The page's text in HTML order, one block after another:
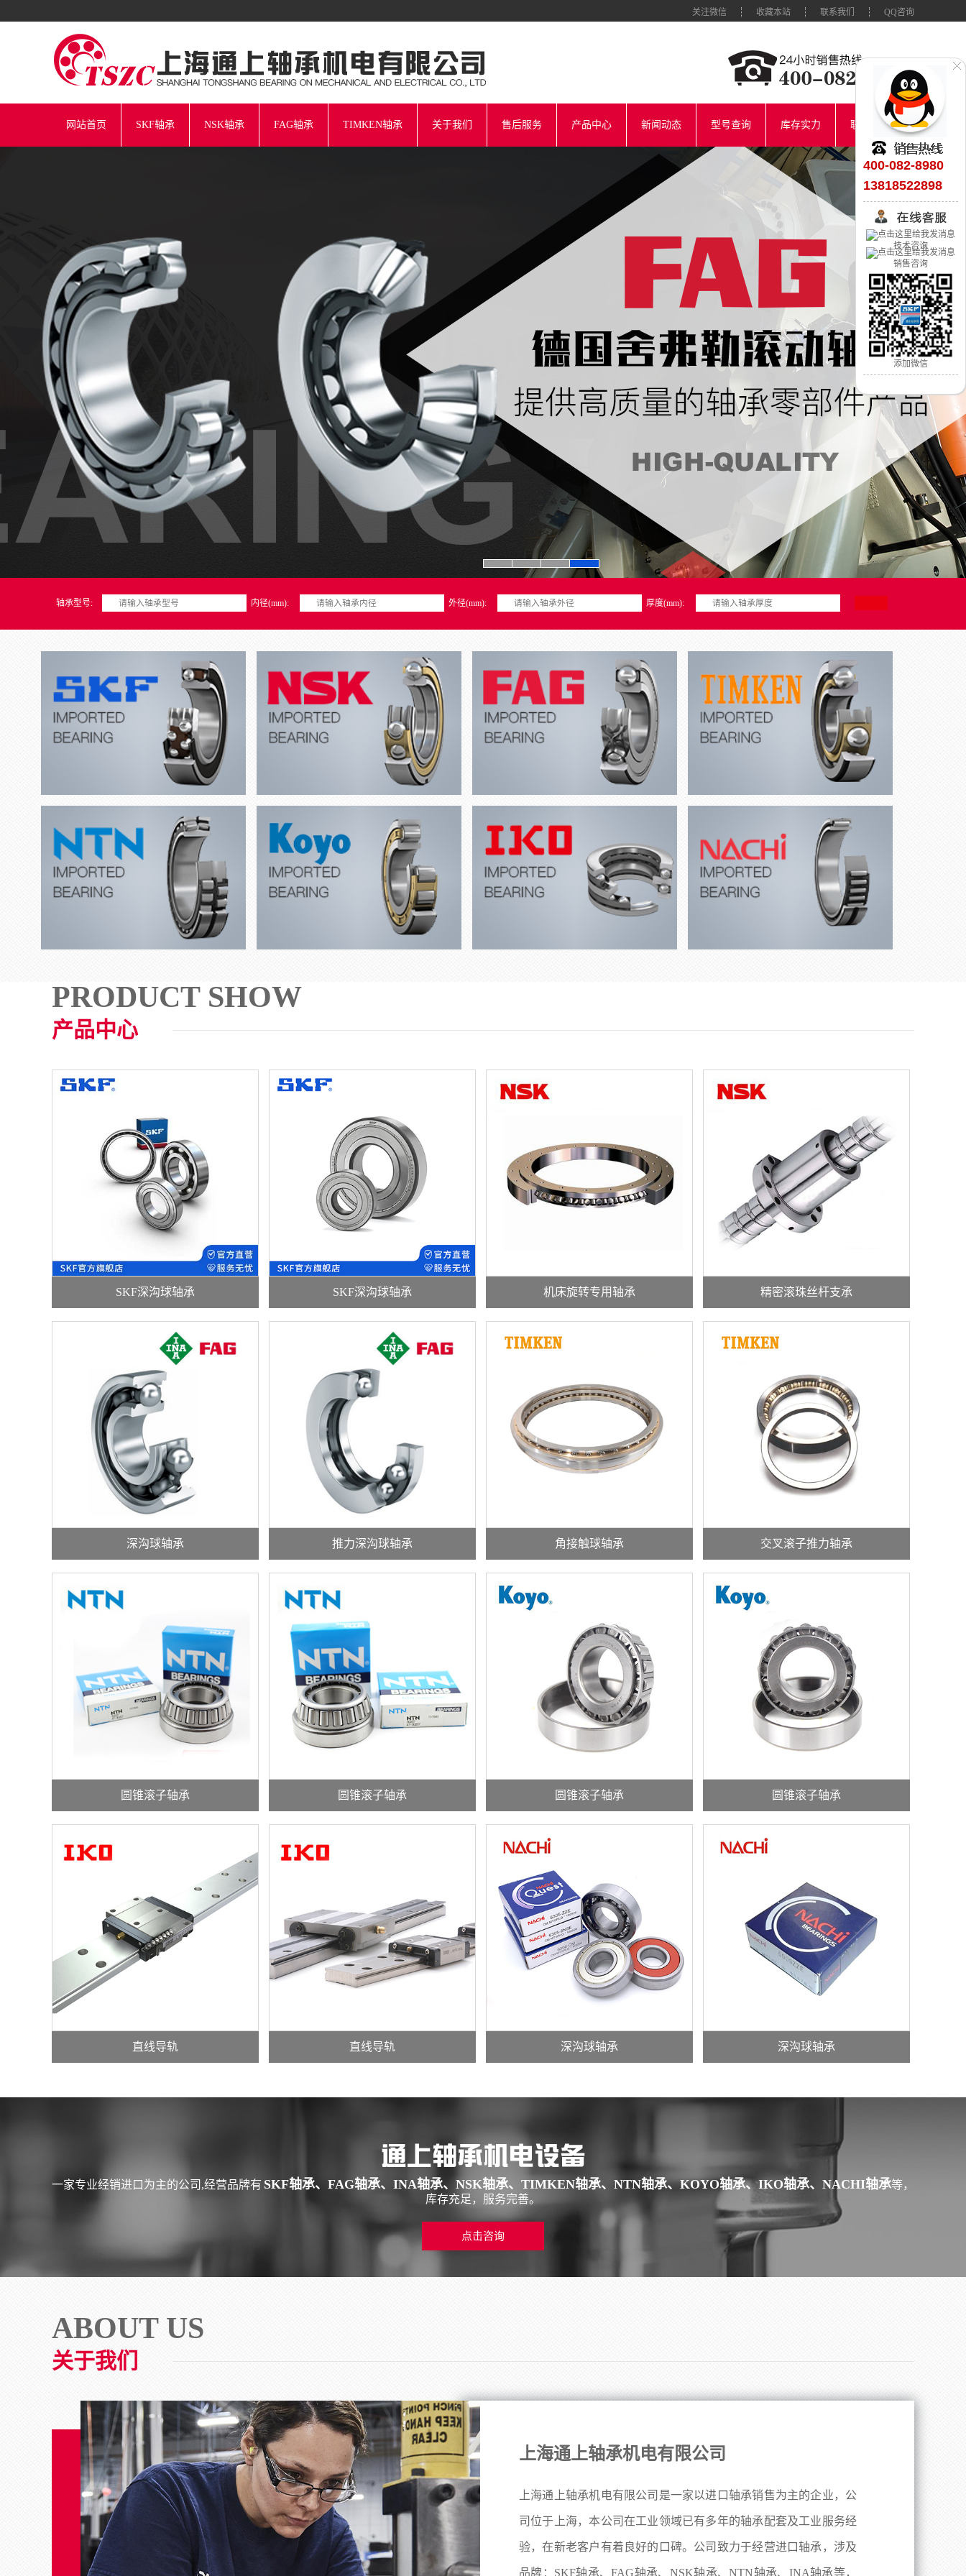
关注微信 收藏本站 联系我们 QQ咨询
网站首页 SKF轴承 NSK轴承 FAG轴承 TIMKEN轴承 关于我们 售后服务 产品中心 新闻动态 型号查询 库存实力 联系我们
轴承型号: 内径(mm): 外径(mm): 厚度(mm):
PRODUCT SHOW
产品中心
SKF深沟球轴承 SKF深沟球轴承 机床旋转专用轴承 精密滚珠丝杆支承
深沟球轴承 推力深沟球轴承 角接触球轴承 交叉滚子推力轴承
圆锥滚子轴承 圆锥滚子轴承 圆锥滚子轴承 圆锥滚子轴承
直线导轨 直线导轨 深沟球轴承 深沟球轴承
一家专业经销进口为主的公司,经营品牌有 SKF轴承、FAG轴承、INA轴承、NSK轴承、TIMKEN轴承、NTN轴承、KOYO轴承、IKO轴承、NACHI轴承等，
库存充足，服务完善。
点击咨询
ABOUT US
关于我们
上海通上轴承机电有限公司
上海通上轴承机电有限公司是一家以进口轴承销售为主的企业，公
司位于上海，本公司在工业领域已有多年的轴承配套及工业服务经
验，在新老客户有着良好的口碑。公司致力于经营进口轴承，涉及
品牌：SKF轴承、FAG轴承、NSK轴承、NTN轴承、INA轴承等，
400-082-8980
13818522898
技术咨询
销售咨询
添加微信